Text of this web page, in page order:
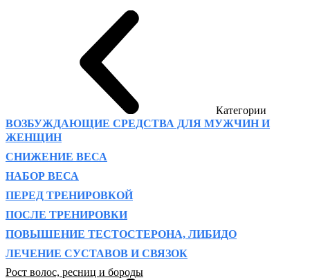
Категории
ВОЗБУЖДАЮЩИЕ СРЕДСТВА ДЛЯ МУЖЧИН И
ЖЕНЩИН
СНИЖЕНИЕ ВЕСА
НАБОР ВЕСА
ПЕРЕД ТРЕНИРОВКОЙ
ПОСЛЕ ТРЕНИРОВКИ
ПОВЫШЕНИЕ ТЕСТОСТЕРОНА, ЛИБИДО
ЛЕЧЕНИЕ СУСТАВОВ И СВЯЗОК
Рост волос, ресниц и бороды